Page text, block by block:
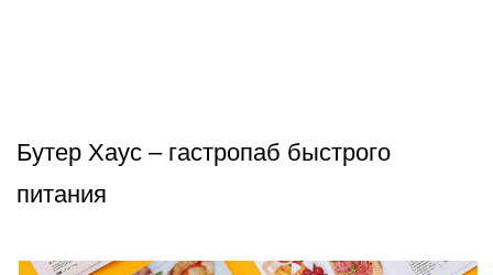
линейка упаковок более чем из 30
наименований